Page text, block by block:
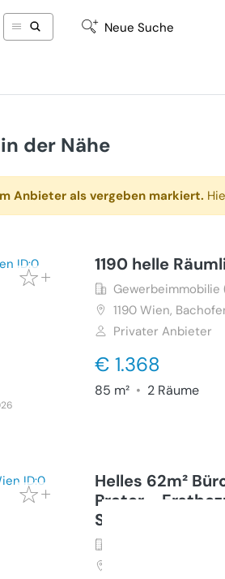
Neue Suche
der Nähe
Anbieter als vergeben markiert.
1190 helle
Gewerbeimmobilie
1190 Wien,
Privater Anbieter
€ 1.368
85 m² • 2 Räume
Helles 62m²
Prater -
Sanierung